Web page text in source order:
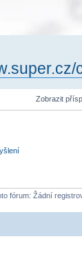
Zobrazit
fórum: Žádní